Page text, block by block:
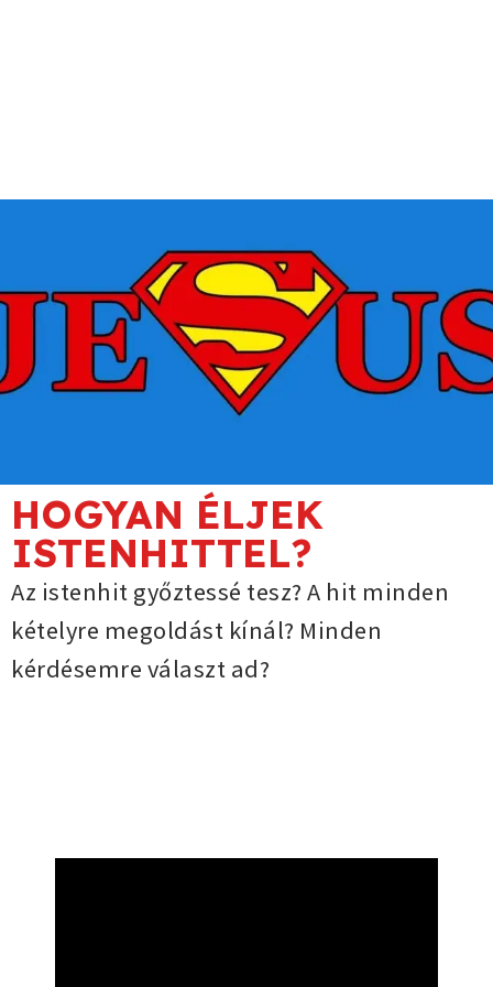
HOGYAN ÉLJEK
ISTENHITTEL?
Az istenhit győztessé tesz? A hit minden
kételyre megoldást kínál? Minden
kérdésemre választ ad?